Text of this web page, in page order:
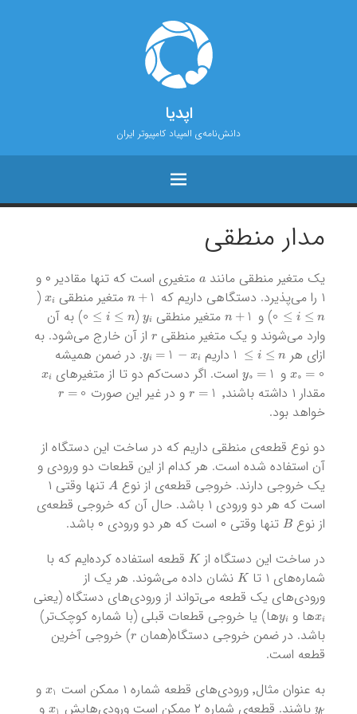
اپدیا
دانش‌نامه‌ی المپیاد کامپیوتر ایران
مدار منطقی
یک متغیر منطقی مانند
متغیری است که تنها مقادیر ۰ و
۱ را می‌پذیرد. دستگاهی داریم که
n+1 متغیر منطقی ( 0
≤
i≤n ) و n+1 متغیر منطقی y
(
0
≤
i≤n ) به آن
وارد می‌شوند و یک متغیر منطقی r از آن خارج می‌شود. به
ازای هر
1
≤
i≤n داریم y = 1−xi . در ضمن همیشه x0 =0 و y0 = 1 است. اگر دست‌کم دو تا از متغیرهای
مقدار ۱ داشته باشند٬
r=1 و در غیر این صورت r=0
خواهد بود.
دو نوع قطعه‌ی منطقی داریم که در ساخت این دستگاه از
آن استفاده شده است. هر کدام از این قطعات دو ورودی و
یک خروجی دارند. خروجی قطعه‌ی از نوع A
تنها وقتی ۱
است که هر دو ورودی ۱ باشد. حال آن که خروجی قطعه‌ی
از نوع B تنها وقتی ۰ است که هر دو ورودی ۰ باشد.
در ساخت این دستگاه از K قطعه استفاده کرده‌ایم که با
شماره‌های ۱ تا
Kنشان داده می‌شوند. هر یک از
ورودی‌های یک قطعه می‌تواند از ورودی‌های دستگاه (یعنی
xi ها وyi ها) یا خروجی قطعات قبلی (با شماره کوچک‌تر)
باشد. در ضمن خروجی دستگاه(همان r) خروجی آخرین
قطعه است.
به عنوان مثال٬ ورودی‌های قطعه شماره ۱ ممکن است
و y2 باشند. قطعه‌ی شماره ۲ ممکن است ورودی‌هایش x1 و